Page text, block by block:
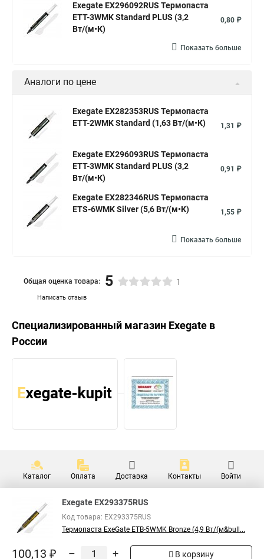
Exegate EX296092RUS Термопаста
ETТ-3WMK Standard PLUS (3,2
Вт/(м•К)
0,80 ₽
Показать больше
Аналоги по цене
Exegate EX282353RUS Термопаста
ETТ-2WMK Standard (1,63 Вт/(м•К)
1,31 ₽
Exegate EX296093RUS Термопаста
ETТ-3WMK Standard PLUS (3,2
Вт/(м•К)
0,91 ₽
Exegate EX282346RUS Термопаста
ETS-6WMK Silver (5,6 Вт/(м•К)
1,55 ₽
Показать больше
Написать отзыв
Общая оценка товара: 5 1
Специализированный магазин Exegate в
России
Каталог Оплата Доставка Контакты Войти
Exegate EX293375RUS
Код товара: EX293375RUS
Термопаста ExeGate ETB-5WMK Bronze (4,9 Вт/(м&bull...
100,13 ₽ – + В корзину